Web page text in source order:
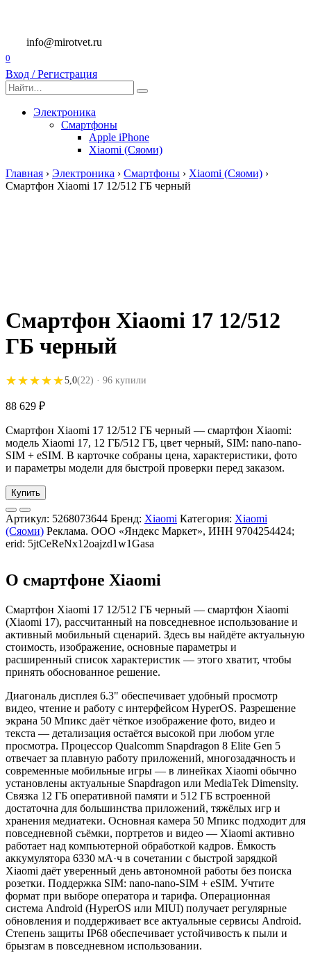
содержанию
info@mirotvet.ru
0
Вход / Регистрация
Search
for:
Электроника
Смартфоны
Apple iPhone
Xiaomi (Сяоми)
Главная › Электроника › Смартфоны › Xiaomi (Сяоми) ›
Смартфон Xiaomi 17 12/512 ГБ черный
Смартфон Xiaomi 17 12/512
ГБ черный
★★★★★
★★★★★5,0(22) · 96 купили
88 629 ₽
Смартфон Xiaomi 17 12/512 ГБ черный — смартфон Xiaomi:
модель Xiaomi 17, 12 ГБ/512 ГБ, цвет черный, SIM: nano-nano-
SIM + eSIM. В карточке собраны цена, характеристики, фото
и параметры модели для быстрой проверки перед заказом.
Купить
Артикул: 5268073644 Бренд: Xiaomi Категория: Xiaomi
(Сяоми) Реклама. ООО «Яндекс Маркет», ИНН 9704254424;
erid: 5jtCeReNx12oajzd1w1Gasa
О смартфоне Xiaomi
Смартфон Xiaomi 17 12/512 ГБ черный — смартфон Xiaomi
(Xiaomi 17), рассчитанный на повседневное использование и
активный мобильный сценарий. Здесь вы найдёте актуальную
стоимость, изображение, основные параметры и
расширенный список характеристик — этого хватит, чтобы
принять обоснованное решение.
Диагональ дисплея 6.3" обеспечивает удобный просмотр
видео, чтение и работу с интерфейсом HyperOS. Разрешение
экрана 50 Мпикс даёт чёткое изображение фото, видео и
текста — детализация остаётся высокой при любом угле
просмотра. Процессор Qualcomm Snapdragon 8 Elite Gen 5
отвечает за плавную работу приложений, многозадачность и
современные мобильные игры — в линейках Xiaomi обычно
установлены актуальные Snapdragon или MediaTek Dimensity.
Связка 12 ГБ оперативной памяти и 512 ГБ встроенной
достаточна для большинства приложений, тяжёлых игр и
хранения медиатеки. Основная камера 50 Мпикс подходит для
повседневной съёмки, портретов и видео — Xiaomi активно
работает над компьютерной обработкой кадров. Ёмкость
аккумулятора 6330 мА·ч в сочетании с быстрой зарядкой
Xiaomi даёт уверенный день автономной работы без поиска
розетки. Поддержка SIM: nano-nano-SIM + eSIM. Учтите
формат при выборе оператора и тарифа. Операционная
система Android (HyperOS или MIUI) получает регулярные
обновления и поддерживает все актуальные сервисы Android.
Степень защиты IP68 обеспечивает устойчивость к пыли и
брызгам в повседневном использовании.